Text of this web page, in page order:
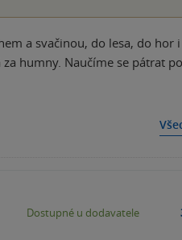
a svačinou, do lesa, do hor
humny. Na­učíme se pátrat
Dostupné u dodavatele